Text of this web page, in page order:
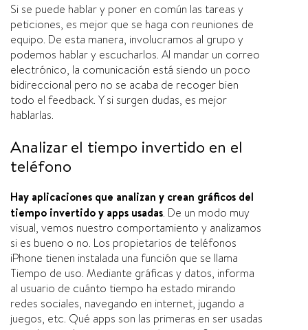
Si se puede hablar y poner en común las tareas y
peticiones, es mejor que se haga con reuniones de
equipo. De esta manera, involucramos al grupo y
podemos hablar y escucharlos. Al mandar un correo
electrónico, la comunicación está siendo un poco
bidireccional pero no se acaba de recoger bien
todo el feedback. Y si surgen dudas, es mejor
hablarlas.
Analizar el tiempo invertido en el
teléfono
Hay aplicaciones que analizan y crean gráficos del
tiempo invertido y apps usadas. De un modo muy
visual, vemos nuestro comportamiento y analizamos
si es bueno o no. Los propietarios de teléfonos
iPhone tienen instalada una función que se llama
Tiempo de uso. Mediante gráficas y datos, informa
al usuario de cuánto tiempo ha estado mirando
redes sociales, navegando en internet, jugando a
juegos, etc. Qué apps son las primeras en ser usadas